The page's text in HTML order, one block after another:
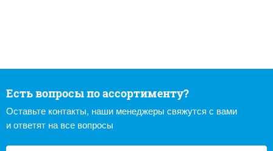
Есть вопросы по ассортименту?
Оставьте контакты, наши менеджеры свяжутся с вами
и ответят на все вопросы